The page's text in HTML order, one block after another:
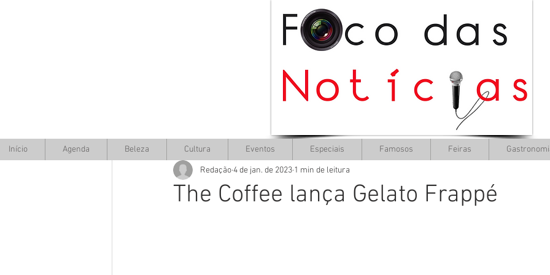
The Coffee lança Gelato Frappé
Redação4 de jan. de 2023 1 min de leitura
Início Agenda Beleza Cultura Eventos Especiais Famosos Feiras